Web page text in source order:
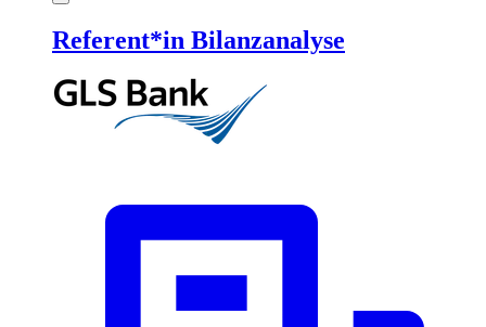
Referent*in Bilanzanalyse